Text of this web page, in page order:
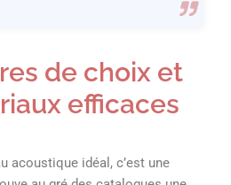
de choix et
efficaces
acoustique idéal, c’est une